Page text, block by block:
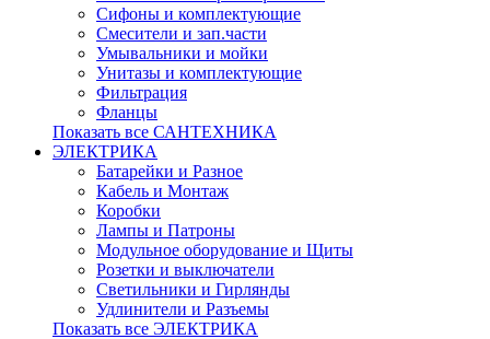
Сифоны и комплектующие
Смесители и зап.части
Умывальники и мойки
Унитазы и комплектующие
Фильтрация
Фланцы
Показать все САНТЕХНИКА
ЭЛЕКТРИКА
Батарейки и Разное
Кабель и Монтаж
Коробки
Лампы и Патроны
Модульное оборудование и Щиты
Розетки и выключатели
Светильники и Гирлянды
Удлинители и Разъемы
Показать все ЭЛЕКТРИКА